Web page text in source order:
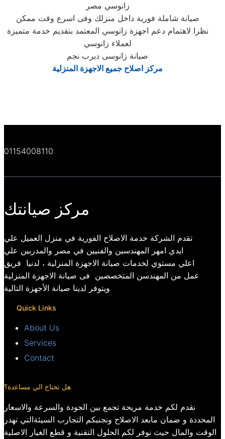
زانوسي مصر
صيانة شاملة فورية داخل منزلك وفى اسرع وقت ممكن
نظرا لاهتمام دعم اجهزة زانوسي المعتمد بتقديم خدمة متميزة
لعملاء زانوسي
صيانة زانوسى ديرب نجم
مركز اصلاح جميع الاجهزة المنزلية
01154008110
مركز صيانتك
تقدم الشركة خدمة الاصلاح الفورية في منزل العميل علي
ايدي امهر المهندسين والفنيين في مصر والمدربين علي
اعلي مستوي لخدمات صيانة الاجهزة المنزلية ، لدنيا فريق
عمل من المهندسن المتخصصين فى صيانة الاجهزة المنزلية
ويتوفر لدينا صيانة الأجهزة التالية
Quick Links
About Us
Services
Contact
هل تحتاج الي مساعدة؟
نقدم لكم خدمة مريحة تجمع بين الجودة والسرعة والاسعار
المحددة و ضمان مابعد الاصلاح ونجنبكم التجارب السيئةالتي تهدر
الوقت والمال حيث نوفر لكم الحلول التقنية و قطع الغيار الاصلية